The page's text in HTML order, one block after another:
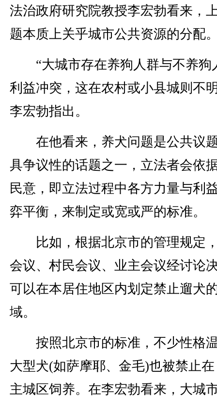
法治政府研究院教授李宏勃看来，
题本质上关乎城市公共资源的分配
“大城市存在养狗人群与不养狗
利益冲突，这在农村或小县城则不
李宏勃指出。
在他看来，养犬问题是公共议
具争议性的话题之一，立法者会依
民意，即立法过程中各方力量与利
弈平衡，来制定或宽或严的标准。
比如，根据北京市的管理规定
会议、村民会议、业主会议经讨论
可以在本居住地区内划定禁止遛犬
域。
按照北京市的标准，不少性格
大型犬(如萨摩耶、金毛)也被禁止在
主城区饲养。在李宏勃看来，大城